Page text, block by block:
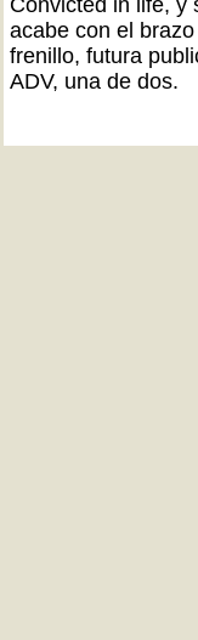
Convicted in life, y
acabe con el
frenillo, futura
ADV, una de dos.